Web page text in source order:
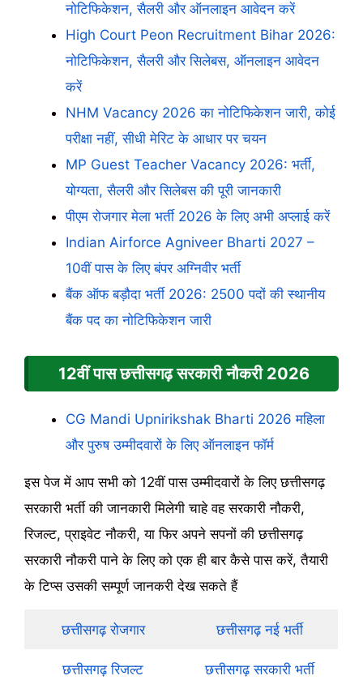
नोटिफिकेशन, सैलरी और ऑनलाइन आवेदन करें
High Court Peon Recruitment Bihar 2026:
नोटिफिकेशन, सैलरी और सिलेबस, ऑनलाइन आवेदन
करें
NHM Vacancy 2026 का नोटिफिकेशन जारी, कोई
परीक्षा नहीं, सीधी मेरिट के आधार पर चयन
MP Guest Teacher Vacancy 2026: भर्ती,
योग्यता, सैलरी और सिलेबस की पूरी जानकारी
पीएम रोजगार मेला भर्ती 2026 के लिए अभी अप्लाई करें
Indian Airforce Agniveer Bharti 2027 –
10वीं पास के लिए बंपर अग्निवीर भर्ती
बैंक ऑफ बड़ौदा भर्ती 2026: 2500 पदों की स्थानीय
बैंक पद का नोटिफिकेशन जारी
12वीं पास छत्तीसगढ़ सरकारी नौकरी 2026
CG Mandi Upnirikshak Bharti 2026 महिला
और पुरुष उम्मीदवारों के लिए ऑनलाइन फॉर्म
इस पेज में आप सभी को 12वीं पास उम्मीदवारों के लिए छत्तीसगढ़
सरकारी भर्ती की जानकारी मिलेगी चाहे वह सरकारी नौकरी,
रिजल्ट, प्राइवेट नौकरी, या फिर अपने सपनों की छत्तीसगढ़
सरकारी नौकरी पाने के लिए को एक ही बार कैसे पास करें, तैयारी
के टिप्स उसकी सम्पूर्ण जानकरी देख सकते हैं
छत्तीसगढ़ रोजगार छत्तीसगढ़ नई भर्ती
छत्तीसगढ़ रिजल्ट छत्तीसगढ़ सरकारी भर्ती